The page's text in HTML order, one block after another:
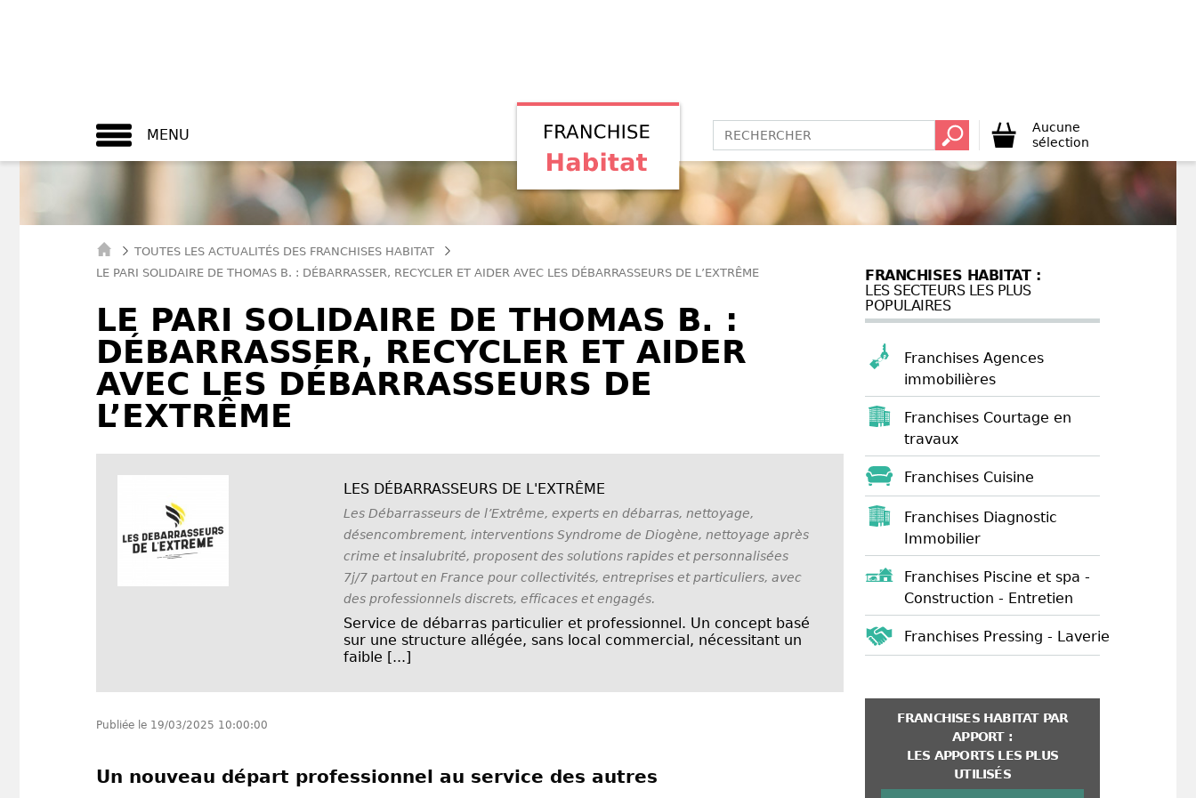
MENU
Aucune
sélection
TOUTES LES ACTUALITÉS DES FRANCHISES HABITAT
LE PARI SOLIDAIRE DE THOMAS B. : DÉBARRASSER, RECYCLER ET AIDER AVEC LES DÉBARRASSEURS DE L’EXTRÊME
LE PARI SOLIDAIRE DE THOMAS B. :
DÉBARRASSER, RECYCLER ET AIDER
AVEC LES DÉBARRASSEURS DE
L’EXTRÊME
LES DÉBARRASSEURS DE L'EXTRÊME
Les Débarrasseurs de l’Extrême, experts en débarras, nettoyage,
désencombrement, interventions Syndrome de Diogène, nettoyage après
crime et insalubrité, proposent des solutions rapides et personnalisées
7j/7 partout en France pour collectivités, entreprises et particuliers, avec
des professionnels discrets, efficaces et engagés.
Service de débarras particulier et professionnel. Un concept basé
sur une structure allégée, sans local commercial, nécessitant un
faible [...]
Publiée le 19/03/2025 10:00:00
Un nouveau départ professionnel au service des autres
FRANCHISES HABITAT :
LES SECTEURS LES PLUS
POPULAIRES
Franchises Agences
immobilières
Franchises Courtage en
travaux
Franchises Cuisine
Franchises Diagnostic
Immobilier
Franchises Piscine et spa -
Construction - Entretien
Franchises Pressing - Laverie
FRANCHISES HABITAT PAR
APPORT :
LES APPORTS LES PLUS
UTILISÉS